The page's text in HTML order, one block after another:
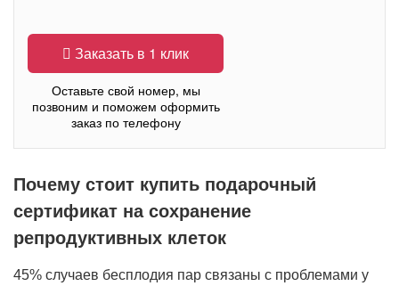
Заказать в 1 клик
Оставьте свой номер, мы
позвоним и поможем оформить
заказ по телефону
Почему стоит купить подарочный
сертификат на сохранение
репродуктивных клеток
45% случаев бесплодия пар связаны с проблемами у